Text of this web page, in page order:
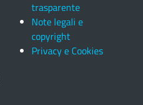
trasparente
Note legali e
copyright
Privacy e Cookies